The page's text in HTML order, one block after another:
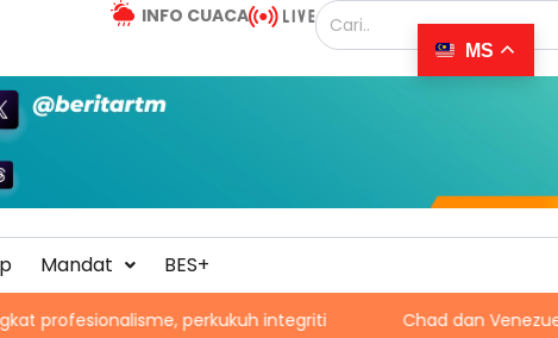
INFO CUACA
Mandat BES+
perkukuh integriti Chad dan Venezuela disaran
MS